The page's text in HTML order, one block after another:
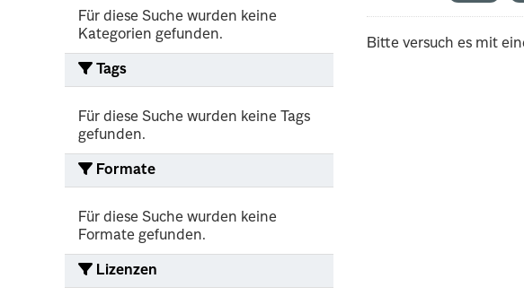
Für diese Suche wurden keine
Kategorien gefunden.
Tags
Für diese Suche wurden keine Tags
gefunden.
Formate
Für diese Suche wurden keine
Formate gefunden.
Lizenzen
Bitte versuch es mit